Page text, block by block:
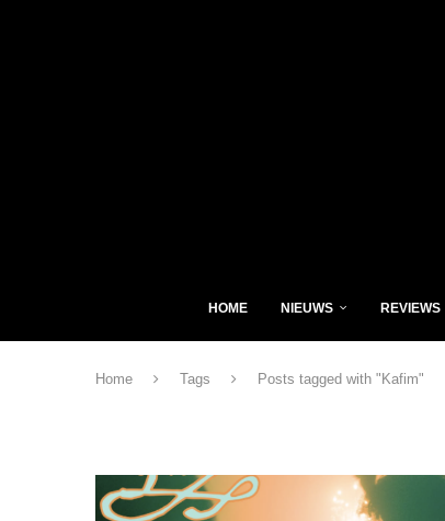
HOME NIEUWS REVIEWS
Home Tags Posts tagged with "Kafim"